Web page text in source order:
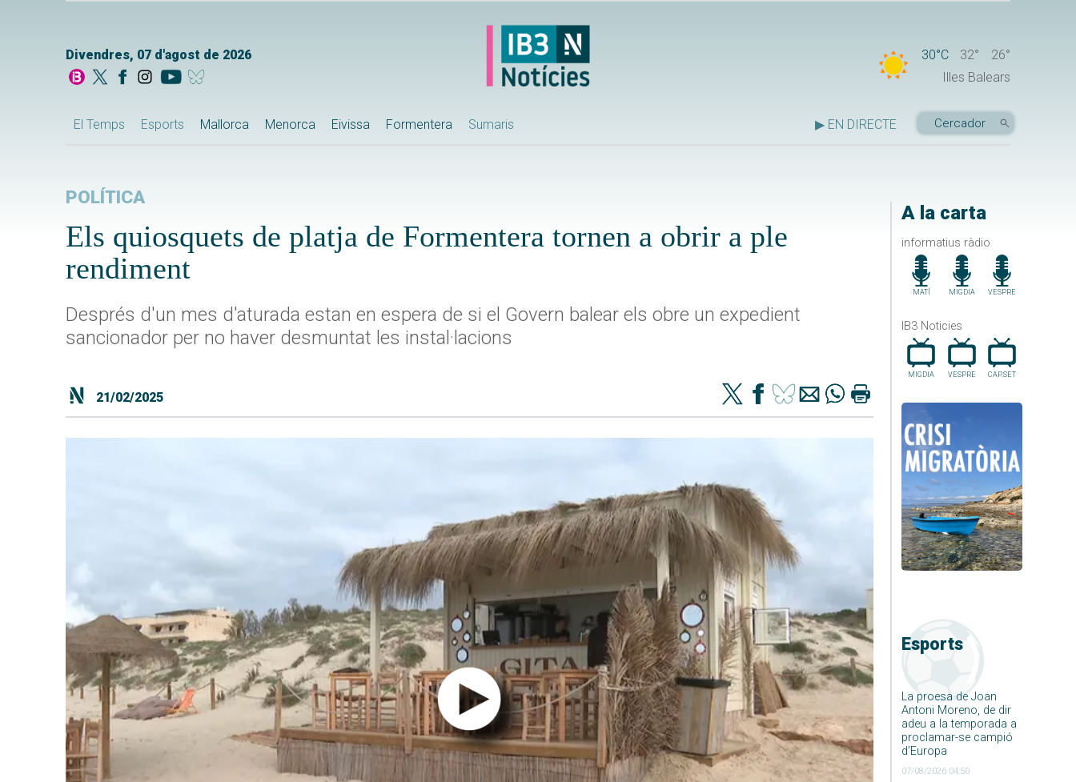
Divendres, 07 d'agost de 2026 30°C 32°
26°
Illes Balears
El Temps Esports Mallorca Menorca Eivissa Formentera Sumaris ▶ EN DIRECTE
A la carta
informatius ràdio
MATÍ MIGDIA VESPRE
IB3 Noticies
MIGDIA VESPRE CAP.SET
Esports
La proesa de Joan
Antoni Moreno, de dir
adeu a la temporada a
proclamar-se campió
d’Europa
07/08/2026 04:50
POLÍTICA
Els quiosquets de platja de Formentera tornen a obrir a ple
rendiment
Després d'un mes d'aturada estan en espera de si el Govern balear els obre un expedient
sancionador per no haver desmuntat les instal·lacions
21/02/2025